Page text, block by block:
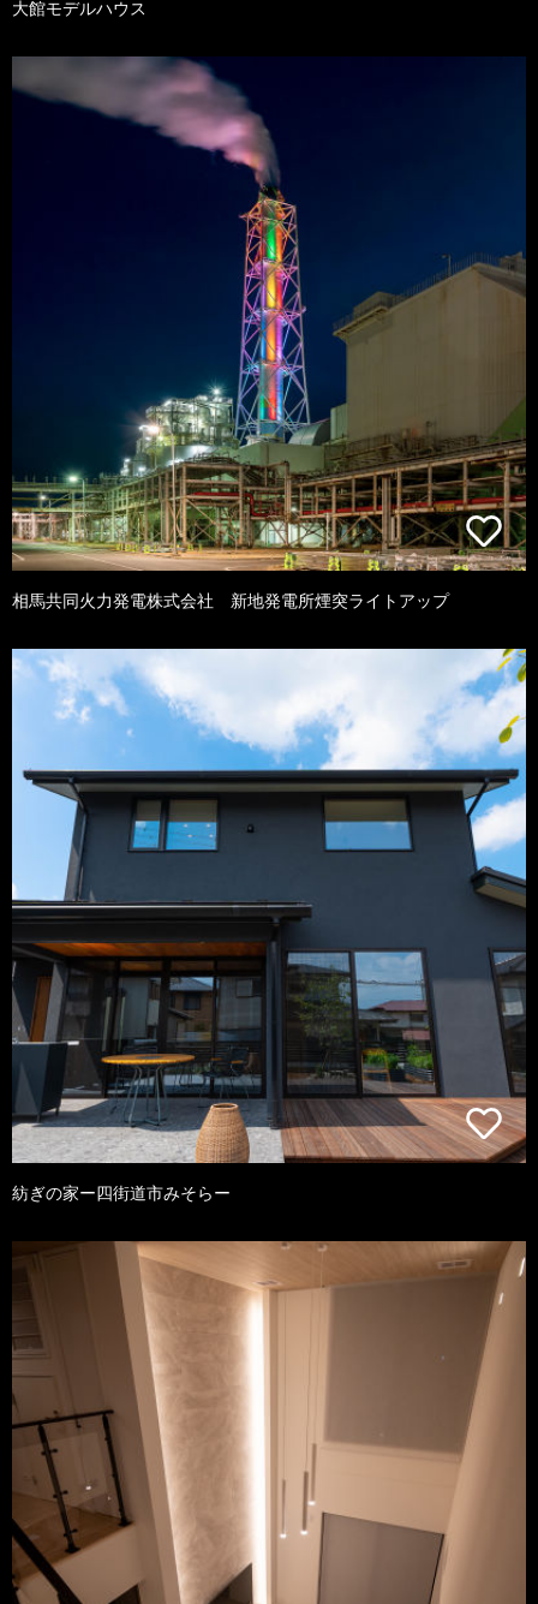
大館モデルハウス
相馬共同火力発電株式会社 新地発電所煙突ライトアップ
紡ぎの家ー四街道市みそらー